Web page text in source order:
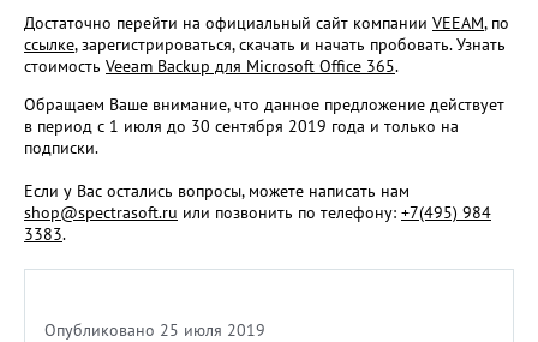
Достаточно перейти на официальный сайт компании VEEAM, по
ссылке, зарегистрироваться, скачать и начать пробовать. Узнать
стоимость Veeam Backup для Microsoft Office 365.
Обращаем Ваше внимание, что данное предложение действует
в период с 1 июля до 30 сентября 2019 года и только на
подписки.
Если у Вас остались вопросы, можете написать нам
shop@spectrasoft.ru или позвонить по телефону: +7(495) 984
3383.
Опубликовано 25 июля 2019